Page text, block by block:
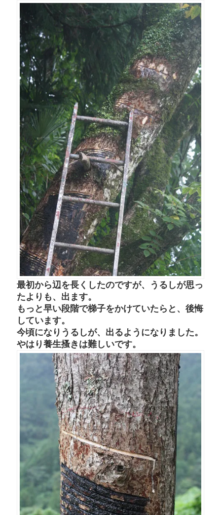
最初から辺を長くしたのですが、うるしが思っ
たよりも、出ます。
もっと早い段階で梯子をかけていたらと、後悔
しています。
今頃になりうるしが、出るようになりました。
やはり養生搔きは難しいです。